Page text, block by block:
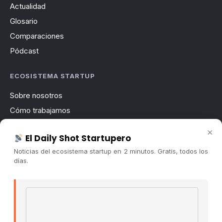
Actualidad
Glosario
Comparaciones
Pódcast
ECOSISTEMA STARTUP
Sobre nosotros
Cómo trabajamos
Contacto
Publicidad
×
El Daily Shot Startupero
Noticias del ecosistema startup en 2 minutos. Gratis, todos los
días.